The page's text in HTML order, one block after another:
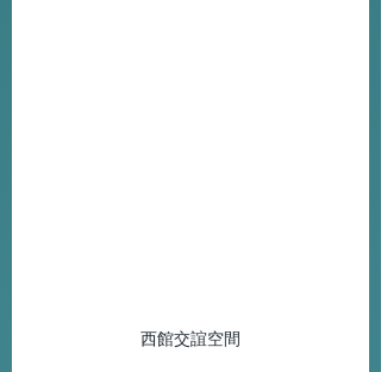
西館交誼空間